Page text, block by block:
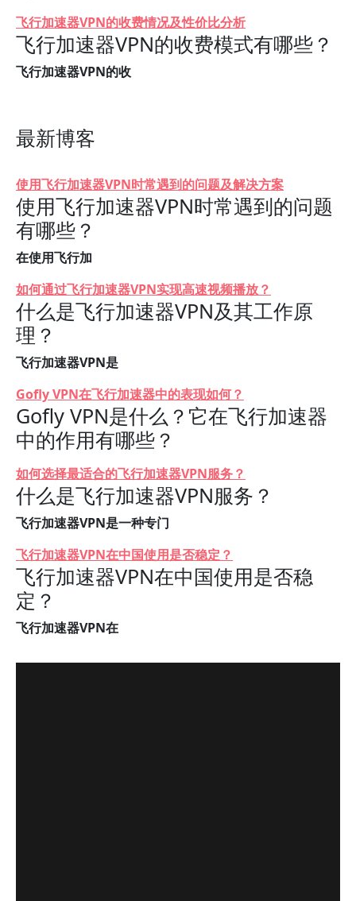
飞行加速器VPN的收费情况及性价比分析
飞行加速器VPN的收费模式有哪些？
飞行加速器VPN的收
最新博客
使用飞行加速器VPN时常遇到的问题及解决方案
使用飞行加速器VPN时常遇到的问题
有哪些？
在使用飞行加
如何通过飞行加速器VPN实现高速视频播放？
什么是飞行加速器VPN及其工作原
理？
飞行加速器VPN是
Gofly VPN在飞行加速器中的表现如何？
Gofly VPN是什么？它在飞行加速器
中的作用有哪些？
如何选择最适合的飞行加速器VPN服务？
什么是飞行加速器VPN服务？
飞行加速器VPN是一种专门
飞行加速器VPN在中国使用是否稳定？
飞行加速器VPN在中国使用是否稳
定？
飞行加速器VPN在